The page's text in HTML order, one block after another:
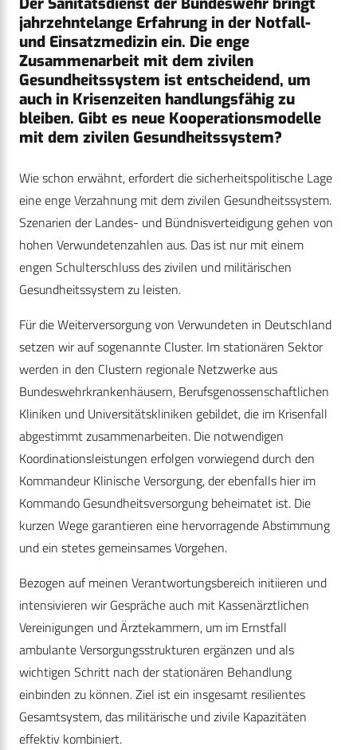
jahrzehntelange Erfahrung in der Notfall-
und Einsatzmedizin ein. Die enge
Zusammenarbeit mit dem zivilen
Gesundheitssystem ist entscheidend, um
auch in Krisenzeiten handlungsfähig zu
bleiben. Gibt es neue Kooperationsmodelle
mit dem zivilen Gesundheitssystem?
Wie schon erwähnt, erfordert die sicherheitspolitische Lage
eine enge Verzahnung mit dem zivilen Gesundheitssystem.
Szenarien der Landes- und Bündnisverteidigung gehen von
hohen Verwundetenzahlen aus. Das ist nur mit einem
engen Schulterschluss des zivilen und militärischen
Gesundheitssystem zu leisten.
Für die Weiterversorgung von Verwundeten in Deutschland
setzen wir auf sogenannte Cluster. Im stationären Sektor
werden in den Clustern regionale Netzwerke aus
Bundeswehrkrankenhäusern, Berufsgenossenschaftlichen
Kliniken und Universitätskliniken gebildet, die im Krisenfall
abgestimmt zusammenarbeiten. Die notwendigen
Koordinationsleistungen erfolgen vorwiegend durch den
Kommandeur Klinische Versorgung, der ebenfalls hier im
Kommando Gesundheitsversorgung beheimatet ist. Die
kurzen Wege garantieren eine hervorragende Abstimmung
und ein stetes gemeinsames Vorgehen.
Bezogen auf meinen Verantwortungsbereich initiieren und
intensivieren wir Gespräche auch mit Kassenärztlichen
Vereinigungen und Ärztekammern, um im Ernstfall
ambulante Versorgungsstrukturen ergänzen und als
wichtigen Schritt nach der stationären Behandlung
einbinden zu können. Ziel ist ein insgesamt resilientes
Gesamtsystem, das militärische und zivile Kapazitäten
effektiv kombiniert.